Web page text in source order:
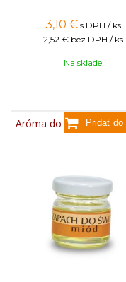
3,10 € s DPH / ks
2,52 € bez DPH / ks
Na sklade
Aróma do sviečok, 25g